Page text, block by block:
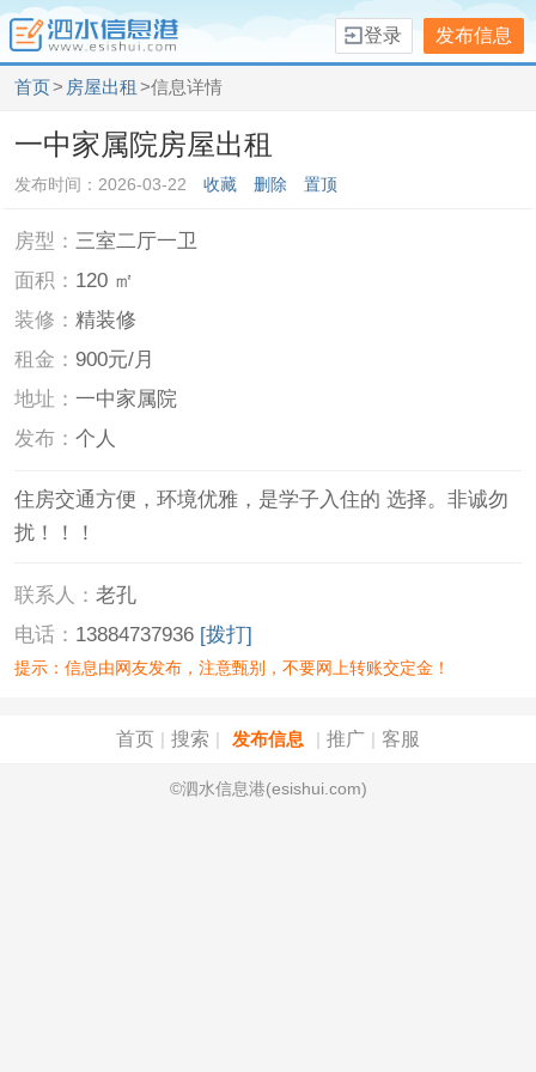
发布信息
登录
首页> 房屋出租 >信息详情
一中家属院房屋出租
发布时间：2026-03-22 收藏 删除 置顶
房型：三室二厅一卫
面积： 120 ㎡
装修：精装修
租金：900元/月
地址：一中家属院
发布：个人
住房交通方便，环境优雅，是学子入住的 选择。非诚勿
扰！！！
联系人：老孔
电话： 13884737936 [拨打]
提示：信息由网友发布，注意甄别，不要网上转账交定金！
首页 搜索 发布信息 推广 客服
©泗水信息港(esishui.com)